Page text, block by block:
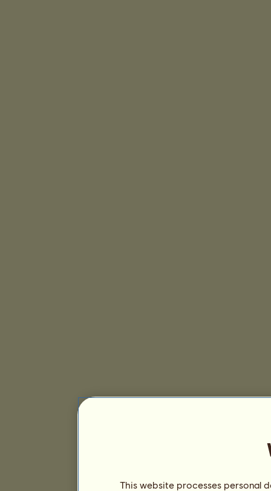
This website processes personal